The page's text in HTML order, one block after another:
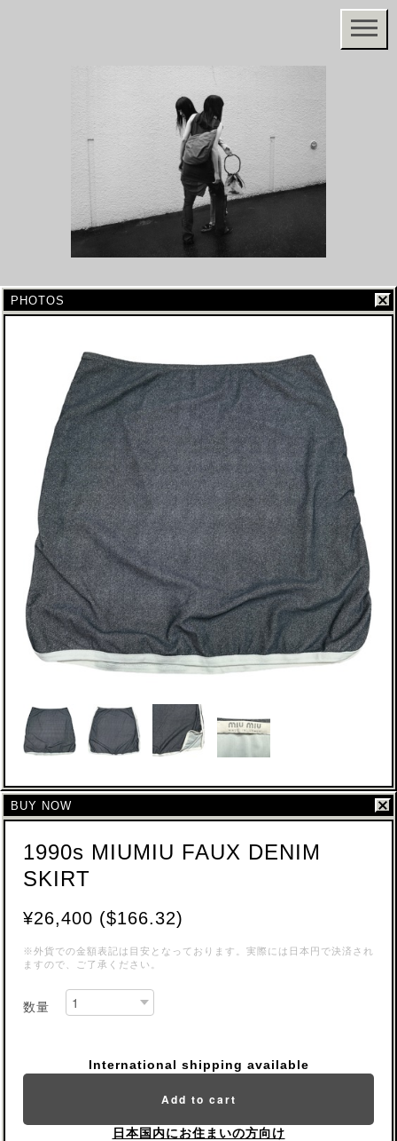
PHOTOS
BUY NOW
1990s MIUMIU FAUX DENIM
SKIRT
¥26,400 ($166.32)
※外貨での金額表記は目安となっております。実際には日本円で決済され
ますので、ご了承ください。
数量
International shipping available
Add to cart
日本国内にお住まいの方向け